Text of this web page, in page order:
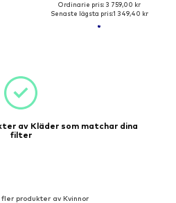
Ordinarie pris: 3 759,00 kr
Senaste lägsta pris:1 349,40 kr
av Kläder som matchar dina
filter
produkter av Kvinnor